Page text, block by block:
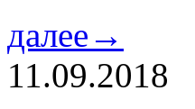
далее→
11.09.2018